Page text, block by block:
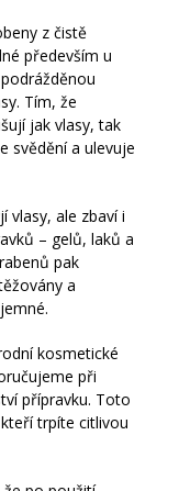
z čistě
především u
Tím, že
jak vlasy, tak
svědění a ulevuje
vlasy, ale zbaví i
– gelů, laků a
pak
a
kosmetické
při
přípravku. Toto
trpíte citlivou